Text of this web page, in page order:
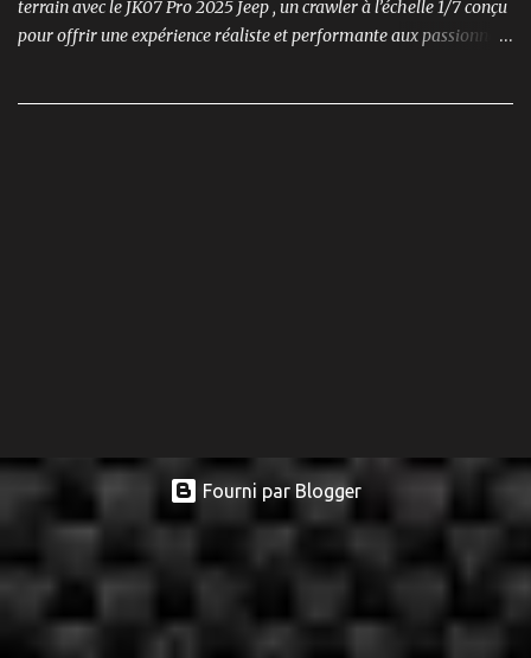
terrain avec le JK07 Pro 2025 Jeep , un crawler à l’échelle 1/7 conçu
pour offrir une expérience réaliste et performante aux passionnés
Fourni par Blogger